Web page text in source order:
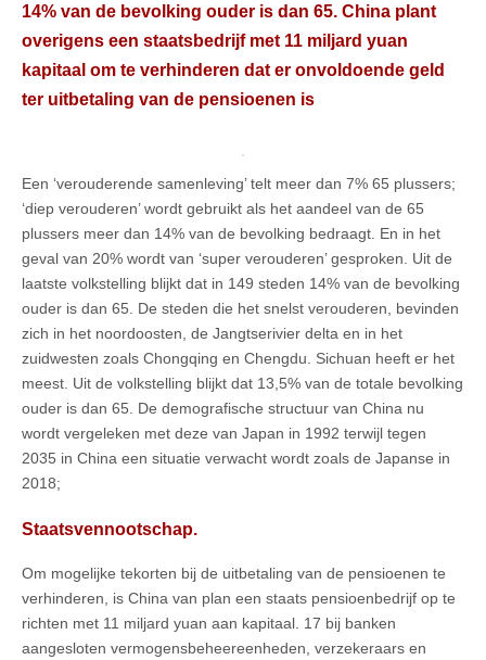
14% van de bevolking ouder is dan 65. China plant
overigens een staatsbedrijf met 11 miljard yuan
kapitaal om te verhinderen dat er onvoldoende geld
ter uitbetaling van de pensioenen is
Een ‘verouderende samenleving’ telt meer dan 7% 65 plussers;
‘diep verouderen’ wordt gebruikt als het aandeel van de 65
plussers meer dan 14% van de bevolking bedraagt. En in het
geval van 20% wordt van ‘super verouderen’ gesproken. Uit de
laatste volkstelling blijkt dat in 149 steden 14% van de bevolking
ouder is dan 65. De steden die het snelst verouderen, bevinden
zich in het noordoosten, de Jangtserivier delta en in het
zuidwesten zoals Chongqing en Chengdu. Sichuan heeft er het
meest. Uit de volkstelling blijkt dat 13,5% van de totale bevolking
ouder is dan 65. De demografische structuur van China nu
wordt vergeleken met deze van Japan in 1992 terwijl tegen
2035 in China een situatie verwacht wordt zoals de Japanse in
2018;
Staatsvennootschap.
Om mogelijke tekorten bij de uitbetaling van de pensioenen te
verhinderen, is China van plan een staats pensioenbedrijf op te
richten met 11 miljard yuan aan kapitaal. 17 bij banken
aangesloten vermogensbeheereenheden, verzekeraars en